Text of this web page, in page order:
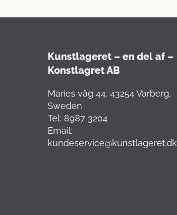
Kunstlageret – en del af –
Konstlagret AB
Maries väg 44, 43254 Varberg,
Sweden
Tel: 8987 3204
Email:
kundeservice@kunstlageret.dk